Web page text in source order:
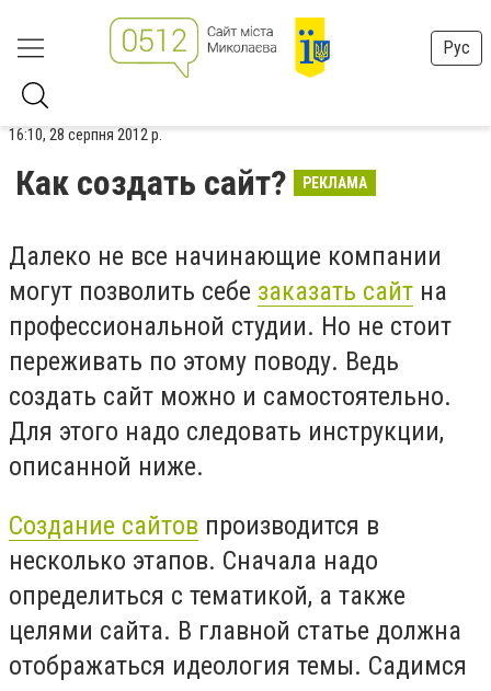
Рус
16:10, 28 серпня 2012 р.
Как создать сайт? РЕКЛАМА
Далеко не все начинающие компании
могут позволить себе заказать сайт на
профессиональной студии. Но не стоит
переживать по этому поводу. Ведь
создать сайт можно и самостоятельно.
Для этого надо следовать инструкции,
описанной ниже.
Создание сайтов производится в
несколько этапов. Сначала надо
определиться с тематикой, а также
целями сайта. В главной статье должна
отображаться идеология темы. Садимся